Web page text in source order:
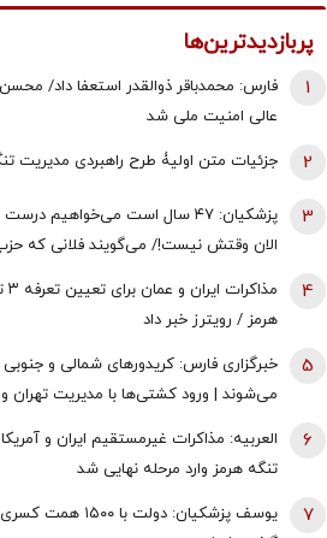
پربازدیدترین‌ها
فارس: محمدباقر ذوالقدر استعفا داد/
عالی امنیت ملی شد
1
جزئیات متن اولیۀ طرح راهبردی مدیریت 2
پزشکیان: ۴۷ سال است می‌خواهیم
الان وقتش نیست!/ می‌گویند فلانی که
3
هرمز / رویترز خبر داد
4
خبرگزاری فارس: کریدورهای شمالی و
می‌شوند | ورود کشتی‌ها با مدیریت تهران
مدیریت مشترک تهران و مسقط خواهد بود |
تنگه در قالب بهای خدمات است
5
العربیه: مذاکرات غیرمستقیم ایران و
تنگه هرمز وارد مرحله نهایی شد
6
یوسف پزشکیان: دولت
7